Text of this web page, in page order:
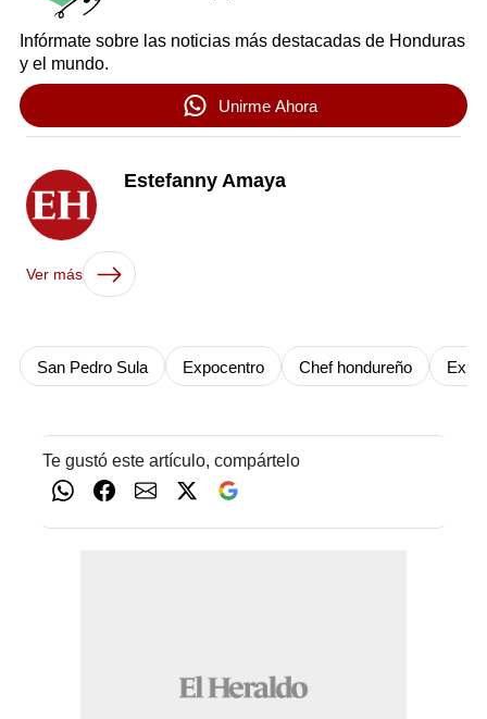
Infórmate sobre las noticias más destacadas de Honduras
y el mundo.
Unirme Ahora
Estefanny Amaya
Ver más
San Pedro Sula Expocentro Chef hondureño
Te gustó este artículo, compártelo